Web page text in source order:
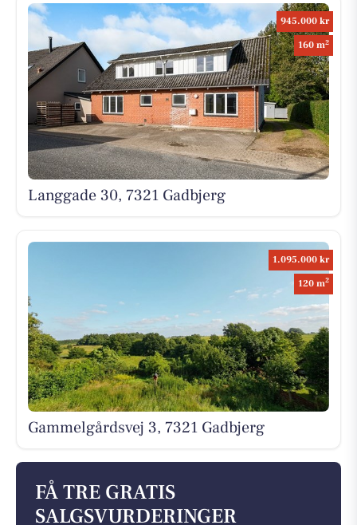
945.000 kr
160 m2
Langgade 30, 7321 Gadbjerg
1.095.000 kr
120 m2
Gammelgårdsvej 3, 7321 Gadbjerg
FÅ TRE GRATIS
SALGSVURDERINGER